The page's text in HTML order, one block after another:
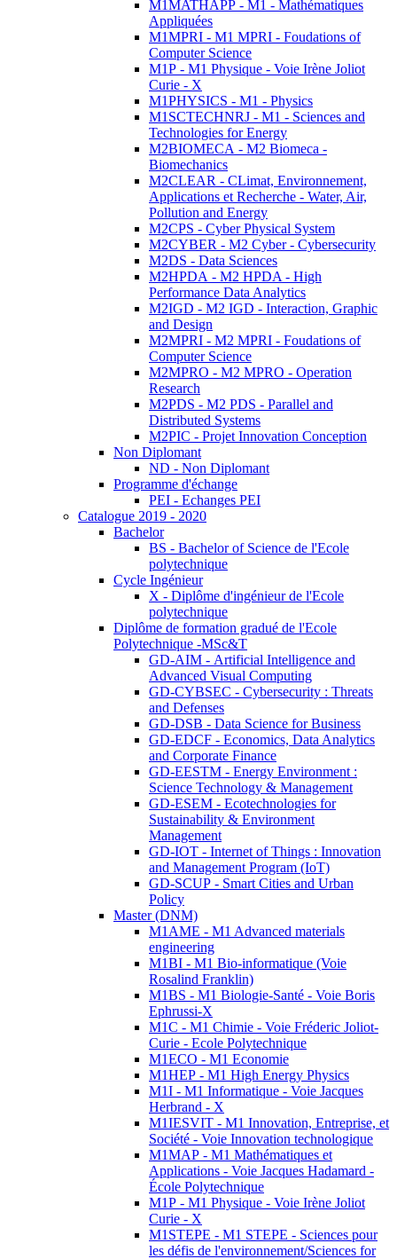
M1MATHAPP - M1 - Mathématiques
Appliquées
M1MPRI - M1 MPRI - Foudations of
Computer Science
M1P - M1 Physique - Voie Irène Joliot
Curie - X
M1PHYSICS - M1 - Physics
M1SCTECHNRJ - M1 - Sciences and
Technologies for Energy
M2BIOMECA - M2 Biomeca -
Biomechanics
M2CLEAR - CLimat, Environnement,
Applications et Recherche - Water, Air,
Pollution and Energy
M2CPS - Cyber Physical System
M2CYBER - M2 Cyber - Cybersecurity
M2DS - Data Sciences
M2HPDA - M2 HPDA - High
Performance Data Analytics
M2IGD - M2 IGD - Interaction, Graphic
and Design
M2MPRI - M2 MPRI - Foudations of
Computer Science
M2MPRO - M2 MPRO - Operation
Research
M2PDS - M2 PDS - Parallel and
Distributed Systems
M2PIC - Projet Innovation Conception
Non Diplomant
ND - Non Diplomant
Programme d'échange
PEI - Echanges PEI
Catalogue 2019 - 2020
Bachelor
BS - Bachelor of Science de l'Ecole
polytechnique
Cycle Ingénieur
X - Diplôme d'ingénieur de l'Ecole
polytechnique
Diplôme de formation gradué de l'Ecole
Polytechnique -MSc&T
GD-AIM - Artificial Intelligence and
Advanced Visual Computing
GD-CYBSEC - Cybersecurity : Threats
and Defenses
GD-DSB - Data Science for Business
GD-EDCF - Economics, Data Analytics
and Corporate Finance
GD-EESTM - Energy Environment :
Science Technology & Management
GD-ESEM - Ecotechnologies for
Sustainability & Environment
Management
GD-IOT - Internet of Things : Innovation
and Management Program (IoT)
GD-SCUP - Smart Cities and Urban
Policy
Master (DNM)
M1AME - M1 Advanced materials
engineering
M1BI - M1 Bio-informatique (Voie
Rosalind Franklin)
M1BS - M1 Biologie-Santé - Voie Boris
Ephrussi-X
M1C - M1 Chimie - Voie Fréderic Joliot-
Curie - Ecole Polytechnique
M1ECO - M1 Economie
M1HEP - M1 High Energy Physics
M1I - M1 Informatique - Voie Jacques
Herbrand - X
M1IESVIT - M1 Innovation, Entreprise, et
Société - Voie Innovation technologique
M1MAP - M1 Mathématiques et
Applications - Voie Jacques Hadamard -
École Polytechnique
M1P - M1 Physique - Voie Irène Joliot
Curie - X
M1STEPE - M1 STEPE - Sciences pour
les défis de l'environnement/Sciences for